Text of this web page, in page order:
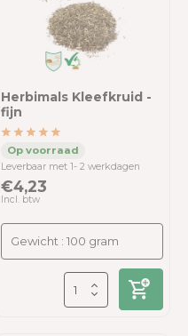
Herbimals Kleefkruid -
fijn
Leverbaar met 1- 2 werkdagen
€4,23
Incl. btw